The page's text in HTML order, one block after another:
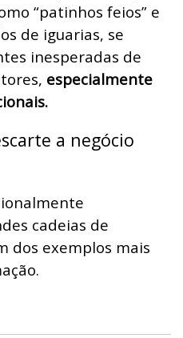
“patinhos feios” e
de iguarias, se
inesperadas de
especialmente
a negócio
cadeias de
dos exemplos mais